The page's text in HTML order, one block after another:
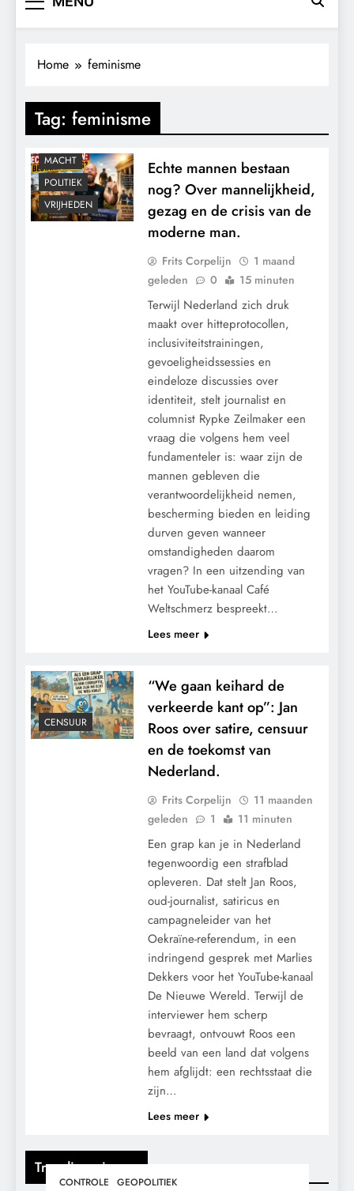
Trending nieuws
CONTROLE GEOPOLITIEK
Home feminisme
Tag: feminisme
MACHT
POLITIEK
VRIJHEDEN
Echte mannen bestaan
nog? Over mannelijkheid,
gezag en de crisis van de
moderne man.
Frits Corpelijn
1 maand
geleden
0 15 minuten
Terwijl Nederland zich druk
maakt over hitteprotocollen,
inclusiviteitstrainingen,
gevoeligheidssessies en
eindeloze discussies over
identiteit, stelt journalist en
columnist Rypke Zeilmaker een
vraag die volgens hem veel
fundamenteler is: waar zijn de
mannen gebleven die
verantwoordelijkheid nemen,
bescherming bieden en leiding
durven geven wanneer
omstandigheden daarom
vragen? In een uitzending van
het YouTube-kanaal Café
Weltschmerz bespreekt…
Lees meer
CENSUUR
“We gaan keihard de
verkeerde kant op”: Jan
Roos over satire, censuur
en de toekomst van
Nederland.
Frits Corpelijn
11 maanden
geleden
1 11 minuten
Een grap kan je in Nederland
tegenwoordig een strafblad
opleveren. Dat stelt Jan Roos,
oud-journalist, satiricus en
campagneleider van het
Oekraïne-referendum, in een
indringend gesprek met Marlies
Dekkers voor het YouTube-kanaal
De Nieuwe Wereld. Terwijl de
interviewer hem scherp
bevraagt, ontvouwt Roos een
beeld van een land dat volgens
hem afglijdt: een rechtsstaat die
zijn…
Lees meer